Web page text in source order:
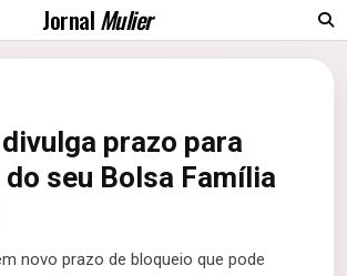
JornalMulier
prazo para
seu Bolsa Família
novo prazo de bloqueio que pode